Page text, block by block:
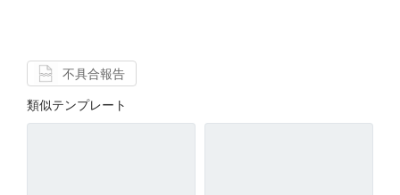
不具合報告
類似テンプレート